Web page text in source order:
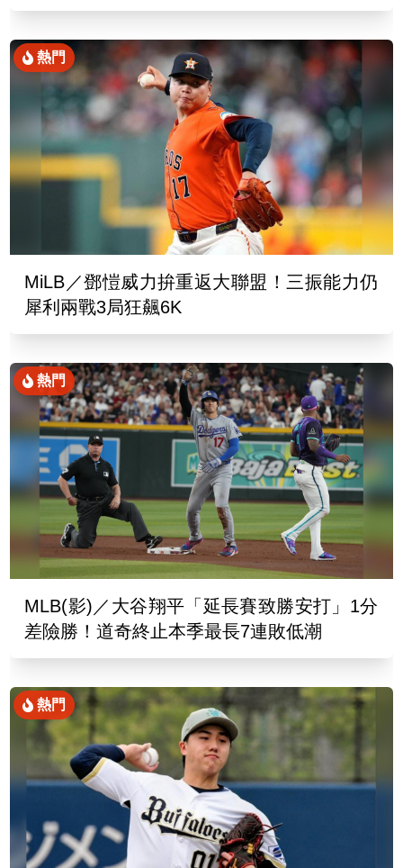
了
熱門
MiLB／鄧愷威力拚重返大聯盟！三振能力仍
犀利兩戰3局狂飆6K
熱門
MLB(影)／大谷翔平「延長賽致勝安打」1分
差險勝！道奇終止本季最長7連敗低潮
熱門